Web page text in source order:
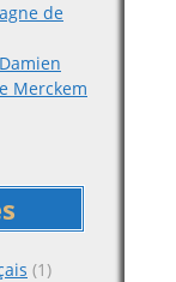
de
Merckem
(1)